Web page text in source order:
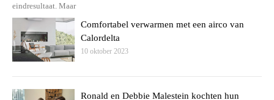
eindresultaat. Maar
Comfortabel verwarmen met een airco van
Calordelta
10 oktober 2023
Ronald en Debbie Malestein kochten hun